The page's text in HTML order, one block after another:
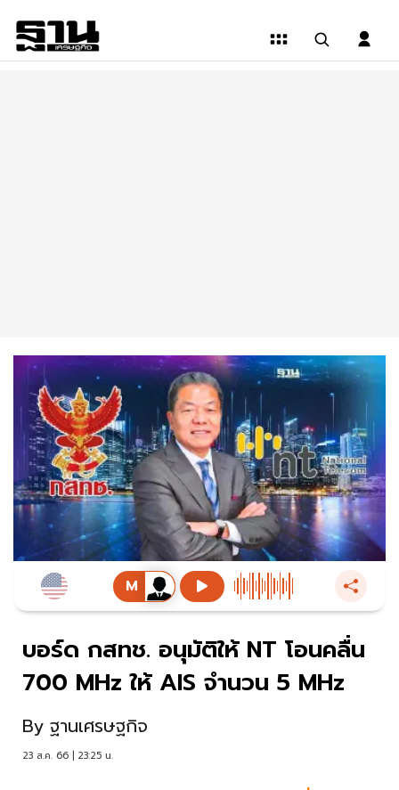
บอร์ด กสทช. อนุมัติให้ NT โอนคลื่น
700 MHz ให้ AIS จำนวน 5 MHz
By ฐานเศรษฐกิจ
23 ส.ค. 66 | 23:25 น.